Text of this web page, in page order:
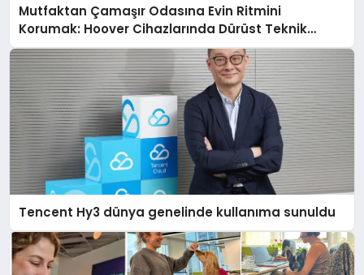
Mutfaktan Çamaşır Odasına Evin Ritmini
Korumak: Hoover Cihazlarında Dürüst Teknik
Destek Deneyimi
Tencent Hy3 dünya genelinde kullanıma sunuldu